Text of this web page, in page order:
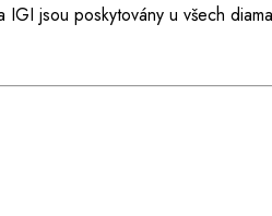
jsou poskytovány u všech